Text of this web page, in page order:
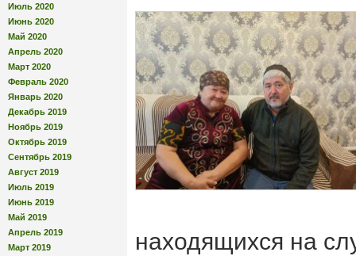
Июль 2020
Июнь 2020
Май 2020
Апрель 2020
Март 2020
Февраль 2020
Январь 2020
Декабрь 2019
Ноябрь 2019
Октябрь 2019
Сентябрь 2019
Август 2019
Июль 2019
Июнь 2019
Май 2019
Апрель 2019
Март 2019
находящихся на